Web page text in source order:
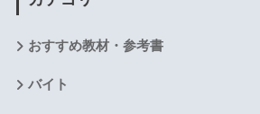
おすすめ教材・参考書
バイト